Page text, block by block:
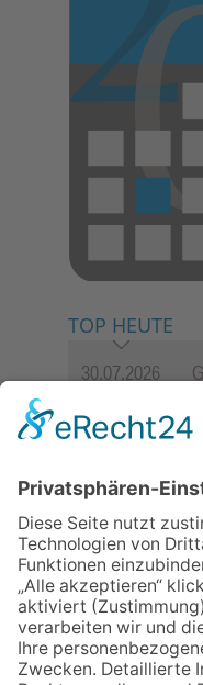
TOP HEUTE
30.07.2026
06.08.2026
06.08.2026
09.07.2026